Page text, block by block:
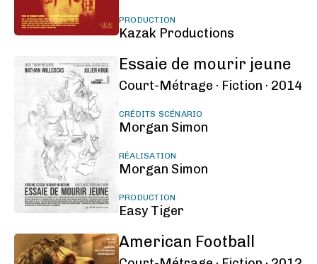
PRODUCTION
Kazak Productions
Essaie de mourir jeune
Court-Métrage · Fiction · 2014
CRÉDITS SCÉNARIO
Morgan Simon
RÉALISATION
Morgan Simon
PRODUCTION
Easy Tiger
American Football